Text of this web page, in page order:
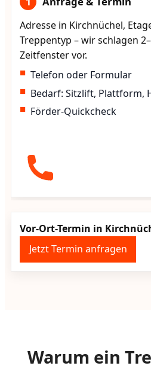
Adresse in Kirchnüchel,
Treppentyp – wir schlagen
Zeitfenster vor.
Telefon oder Formular
Bedarf: Sitzlift, Plattform,
Förder-Quickcheck
Vor-Ort-Termin in
Jetzt Termin anfragen
Warum ein